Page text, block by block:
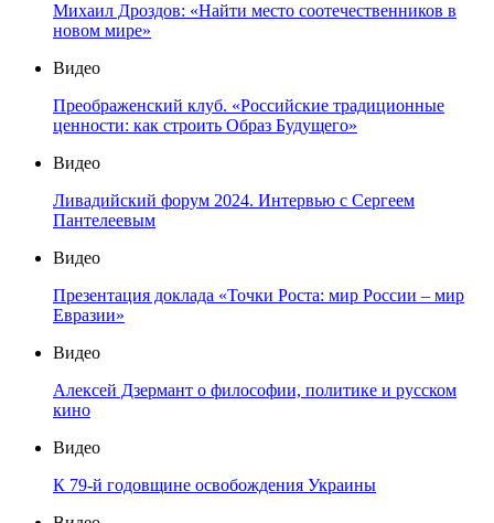
Михаил Дроздов: «Найти место соотечественников в
новом мире»
Видео
Преображенский клуб. «Российские традиционные
ценности: как строить Образ Будущего»
Видео
Ливадийский форум 2024. Интервью с Сергеем
Пантелеевым
Видео
Презентация доклада «Точки Роста: мир России – мир
Евразии»
Видео
Алексей Дзермант о философии, политике и русском
кино
Видео
К 79-й годовщине освобождения Украины